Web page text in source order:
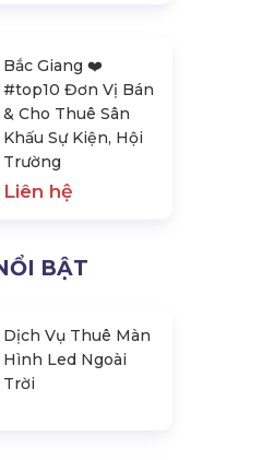
Bắc Giang ❤️️ #top10 Đơn Vị Bán &
Cho Thuê Sân Khấu Sự Kiện, Hội
Bắc Giang ❤️️
#top10 Đơn Vị Bán
& Cho Thuê Sân
Khấu Sự Kiện, Hội
Trường
Liên hệ
BẬT
Dịch Vụ Thuê Màn
Hình Led Ngoài
Trời